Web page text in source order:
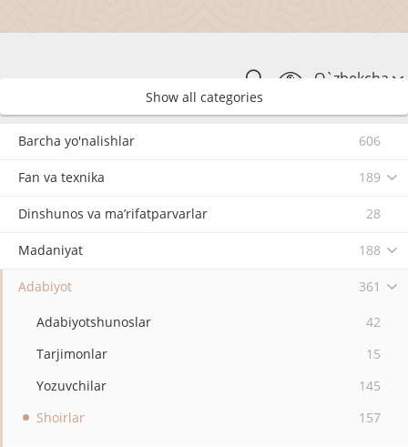
O`zbekcha
Show all categories
Barcha yo'nalishlar 606
Fan va texnika 189
Dinshunos va ma’rifatparvarlar 28
Madaniyat 188
Adabiyot 361
Adabiyotshunoslar
42
Tarjimonlar
15
Yozuvchilar
145
Shoirlar
157